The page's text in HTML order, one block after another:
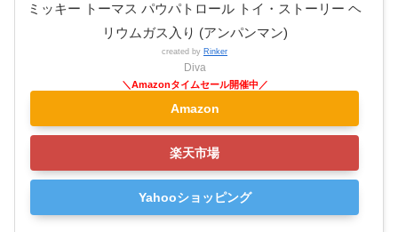
ミッキー トーマス パウパトロール トイ・ストーリー ヘ
リウムガス入り (アンパンマン)
created by Rinker
Diva
Amazon
楽天市場
Yahooショッピング